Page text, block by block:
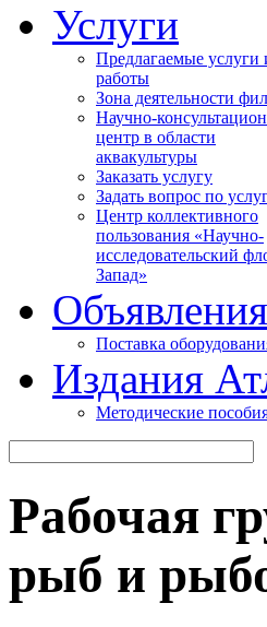
Услуги
Предлагаемые услуги
работы
Зона деятельности
Научно-
центр в области
аквакультуры
Заказать услугу
Задать вопрос по
Центр коллективного
пользования «Научно-
исследовательский
Запад»
Объявления
Поставка
Издания
Методические
Рабочая
рыб и